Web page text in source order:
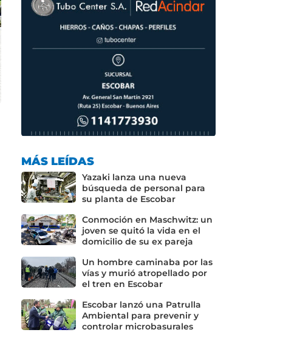
MÁS LEÍDAS
Yazaki lanza una nueva
búsqueda de personal para
su planta de Escobar
Conmoción en Maschwitz: un
joven se quitó la vida en el
domicilio de su ex pareja
Un hombre caminaba por las
vías y murió atropellado por
el tren en Escobar
Escobar lanzó una Patrulla
Ambiental para prevenir y
controlar microbasurales